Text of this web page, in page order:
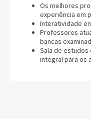
Os melhores
experiência em
Interatividade
Professores
bancas
Sala de estudos
integral para os